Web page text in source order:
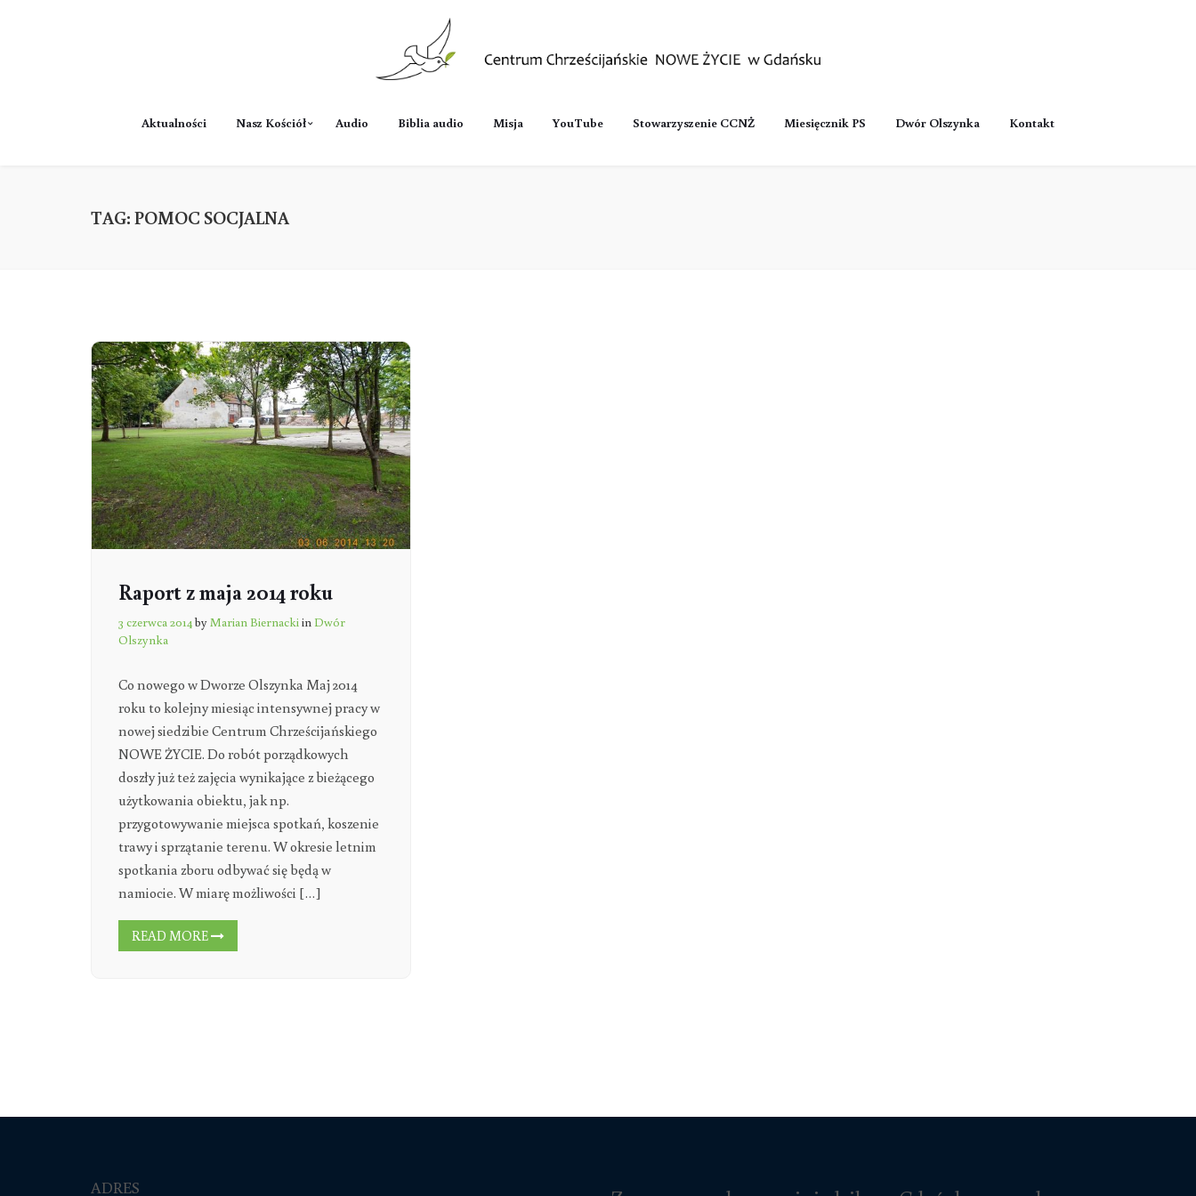
Aktualności Nasz Kościół Audio Biblia audio Misja YouTube Stowarzyszenie CCNŻ Miesięcznik PS Dwór Olszynka Kontakt
TAG:POMOC SOCJALNA
Raport z maja 2014 roku
3 czerwca 2014byMarian Biernackiin Dwór
Olszynka
Co nowego w Dworze Olszynka Maj 2014
roku to kolejny miesiąc intensywnej pracy w
nowej siedzibie Centrum Chrześcijańskiego
NOWE ŻYCIE. Do robót porządkowych
doszły już też zajęcia wynikające z bieżącego
użytkowania obiektu, jak np.
przygotowywanie miejsca spotkań, koszenie
trawy i sprzątanie terenu. W okresie letnim
spotkania zboru odbywać się będą w
namiocie. W miarę możliwości […]
READ MORE
ADRES